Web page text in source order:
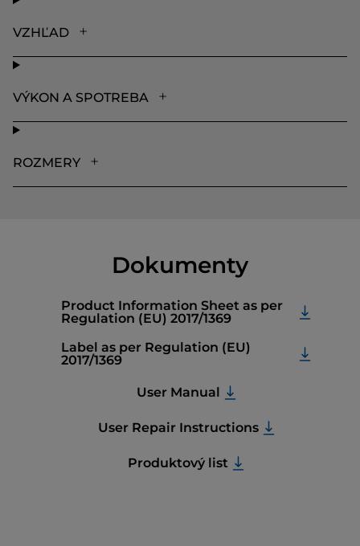
VZHĽAD
VÝKON A SPOTREBA
ROZMERY
Dokumenty
Product Information Sheet as per
Regulation (EU) 2017/1369
Label as per Regulation (EU)
2017/1369
User Manual
User Repair Instructions
Produktový list